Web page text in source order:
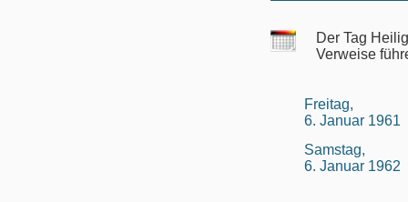
Der Tag
Verweise
Freitag,
6. Januar 1961
Samstag,
6. Januar 1962